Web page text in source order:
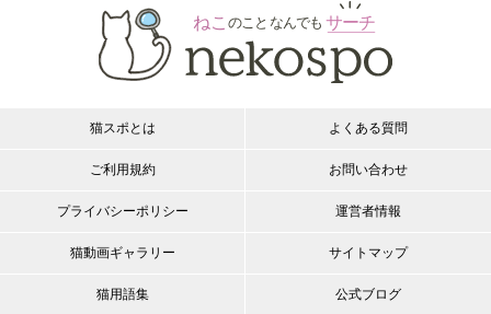
猫スポとは
ご利用規約
プライバシーポリシー
猫動画ギャラリー
猫用語集
よくある質問
お問い合わせ
運営者情報
サイトマップ
公式ブログ